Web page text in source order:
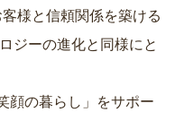
様と信頼関係を築ける
顔の暮らし」をサポー